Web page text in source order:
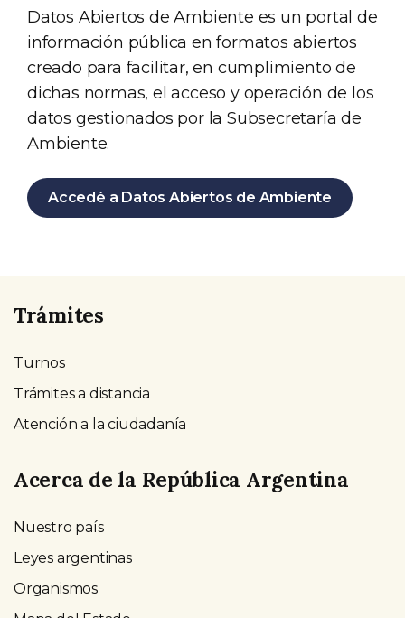
Datos Abiertos de Ambiente es un portal de
información pública en formatos abiertos
creado para facilitar, en cumplimiento de
dichas normas, el acceso y operación de los
datos gestionados por la Subsecretaría de
Ambiente.
Accedé a Datos Abiertos de Ambiente
Trámites
Turnos
Trámites a distancia
Atención a la ciudadanía
Acerca de la República Argentina
Nuestro país
Leyes argentinas
Organismos